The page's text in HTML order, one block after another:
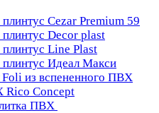
Cezar Premium 59
Decor plast
Line Plast
плинтус Идеал Макси
Foli из вспененного ПВХ
Rico Concept
ПВХ